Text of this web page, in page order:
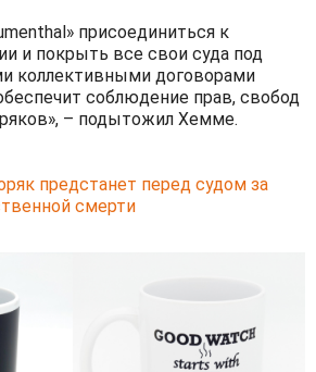
присоединиться к
и покрыть все свои суда под
коллективными договорами
соблюдение прав, свобод
– подытожил Хемме.
предстанет перед судом за
смерти